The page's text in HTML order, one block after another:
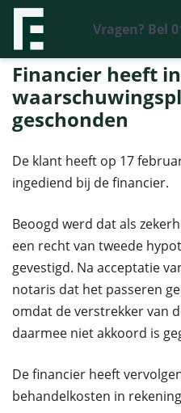
Vragen? Bel
Financieel Recht Advocaten >
en waarschuwingsplicht niet
Financier heeft
geschonden
De klant heeft op 17
ingediend bij de financier.
Beoogd werd dat als
een recht van tweede
gevestigd. Na acceptatie
notaris dat het passeren
omdat de verstrekker van
daarmee niet akkoord is
De financier heeft
behandelkosten in